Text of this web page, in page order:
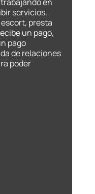
servicios.
presta
un pago,
pago
de relaciones
poder